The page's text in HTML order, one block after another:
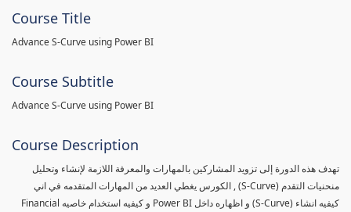
Course Title
Advance S-Curve using Power BI
Course Subtitle
Advance S-Curve using Power BI
Course Description
تهدف هذه الدورة إلى تزويد المشاركين بالمهارات والمعرفة اللازمة لإنشاء وتحليل
منحنيات التقدم (S-Curve) , الكورس يغطي العديد من المهارات المتقدمه في اني
كيفيه انشاء (S-Curve) و اظهاره داخل Power BI و كيفيه استخدام خاصيه Financial